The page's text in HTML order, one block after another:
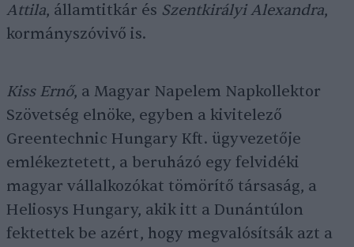
Attila, államtitkár és Szentkirályi Alexandra,
kormányszóvivő is.
Kiss Ernő, a Magyar Napelem Napkollektor
Szövetség elnöke, egyben a kivitelező
Greentechnic Hungary Kft. ügyvezetője
emlékeztetett, a beruházó egy felvidéki
magyar vállalkozókat tömörítő társaság, a
Heliosys Hungary, akik itt a Dunántúlon
fektettek be azért, hogy megvalósítsák azt a